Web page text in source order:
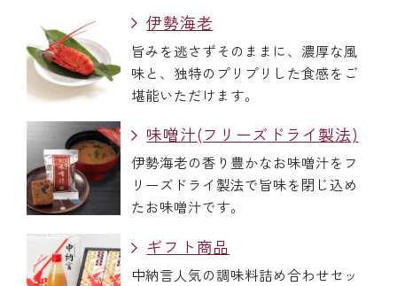
伊勢海老
旨みを逃さずそのままに、濃厚な風
味と、独特のプリプリした食感をご
堪能いただけます。
味噌汁(フリーズドライ製法)
伊勢海老の香り豊かなお味噌汁をフ
リーズドライ製法で旨味を閉じ込め
たお味噌汁です。
ギフト商品
中納言人気の調味料詰め合わせセッ